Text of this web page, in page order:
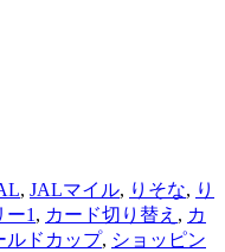
, JALマイル, りそな, り
ー1 , カード切り替え , カ
ルドカップ, ショッピン